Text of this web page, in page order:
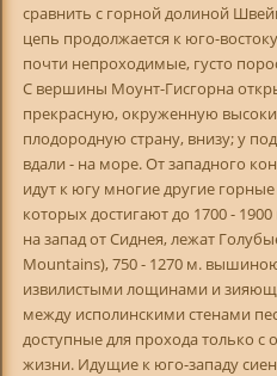
сравнить с горной долиной
цепь продолжается к юго-
почти непроходимые, густо
С вершины Моунт-Гисгорна
прекрасную, окруженную
плодородную страну, внизу; у
вдали - на море. От западного
идут к югу многие другие
которых достигают до 1700 -
на запад от Сиднея, лежат
Mountains), 750 - 1270 м.
извилистыми лощинами и
между исполинскими стенами
доступные для прохода только с
жизни. Идущие к юго-западу